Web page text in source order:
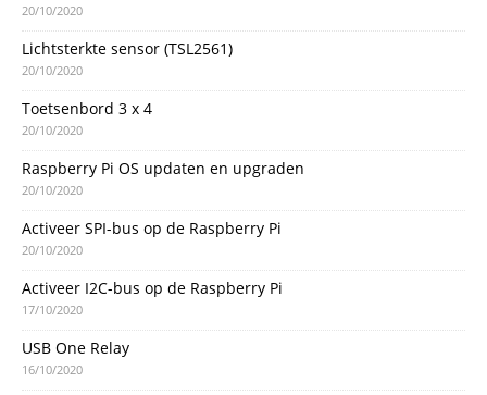
20/10/2020
Lichtsterkte sensor (TSL2561)
20/10/2020
Toetsenbord 3 x 4
20/10/2020
Raspberry Pi OS updaten en upgraden
20/10/2020
Activeer SPI-bus op de Raspberry Pi
20/10/2020
Activeer I2C-bus op de Raspberry Pi
17/10/2020
USB One Relay
16/10/2020